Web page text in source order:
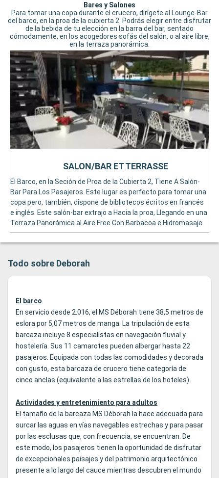
Bares y Salones
Para tomar una copa durante el crucero, dirígete al Lounge-Bar
del barco, en la proa de la cubierta 2. Podrás elegir entre disfrutar
de la bebida de tu elección en la barra del bar, sentado
cómodamente, en los acogedores sofás del salón, o al aire libre,
en la terraza panorámica.
El Barco, en la Seción de Proa de la Cubierta 2, Tiene A Salón-
Bar Para Los Pasajeros. Este lugar es perfecto para tomar una
copa pero, también, dispone de bibliotecos écritos en francés
e inglés. Este salón-bar extrajo a Hacia la proa, Llegando en una
Terraza Panorámica al Aire Free Con Barbacoa e Hidromasaje.
SALON/BAR ET TERRASSE
Todo sobre Deborah
El barco
En servicio desde 2.016, el MS Déborah tiene 38,5 metros de
eslora por 5,07 metros de manga. La tripulación de esta
barcaza incluye 8 especialistas en navegación fluvial y
hostelería. Sus 11 camarotes pueden albergar hasta 22
pasajeros. Equipada con todas las comodidades y decorada
con gusto, esta barcaza de crucero tiene categoría de
cinco anclas (equivalente a las estrellas de los hoteles).
Actividades y entretenimiento para adultos
El tamaño de la barcaza MS Déborah la hace adecuada para
surcar las aguas en vías navegables estrechas y para pasar
por las esclusas que, con frecuencia, se encuentran. De
este modo, los pasajeros tienen la oportunidad de disfrutar
de excepcionales paisajes y del patrimonio arquitectónico
presente a lo largo del cauce mientras descubren el mundo